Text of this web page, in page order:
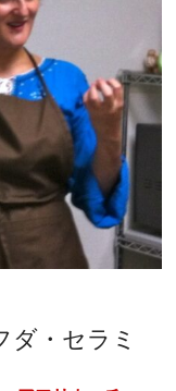
ダ・セラミ